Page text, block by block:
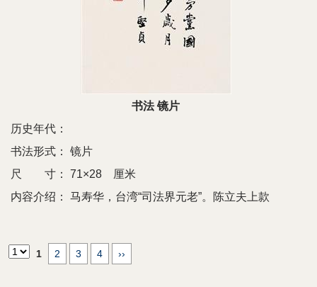
书法 镜片
历史年代：
书法形式：
镜片
尺 寸：
71×28 厘米
内容介绍：
马寿华，台湾“司法界元老”。陈立夫上款
1 2 3 4 ››